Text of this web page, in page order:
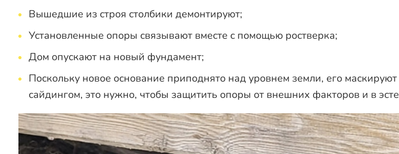
Вышедшие из строя столбики демонтируют;
Установленные опоры связывают вместе с помощью ростверка;
Дом опускают на новый фундамент;
Поскольку новое основание приподнято над уровнем земли, его
сайдингом, это нужно, чтобы защитить опоры от внешних факторов и в